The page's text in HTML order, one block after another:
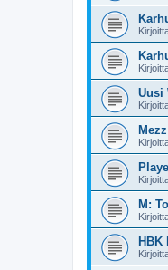
Uusi
M:
HBK